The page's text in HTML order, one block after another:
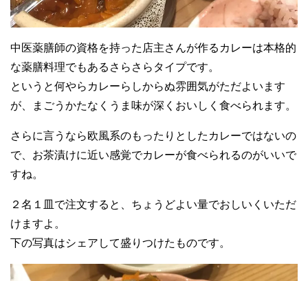
中医薬膳師の資格を持った店主さんが作るカレーは本格的
な薬膳料理でもあるさらさらタイプです。
というと何やらカレーらしからぬ雰囲気がただよいます
が、まごうかたなくうま味が深くおいしく食べられます。
さらに言うなら欧風系のもったりとしたカレーではないの
で、お茶漬けに近い感覚でカレーが食べられるのがいいで
すね。
２名１皿で注文すると、ちょうどよい量でおしいくいただ
けますよ。
下の写真はシェアして盛りつけたものです。